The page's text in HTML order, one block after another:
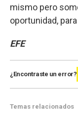
mismo pero
oportunidad,
EFE
¿Encontraste un error?
Temas relacionados